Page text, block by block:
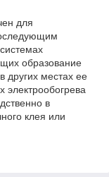
для
образование
других местах ее
электрообогрева
в
клея или